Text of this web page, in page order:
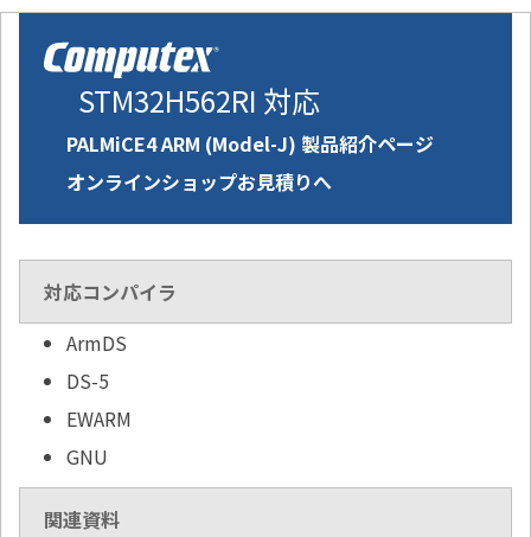
STM32H562RI 対応
PALMiCE4 ARM (Model-J) 製品紹介ページ
オンラインショップお見積りへ
対応コンパイラ
ArmDS
DS-5
EWARM
GNU
関連資料